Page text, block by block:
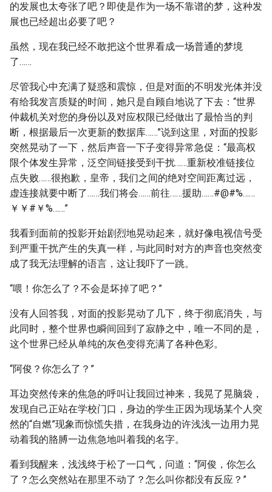
的发展也太夸张了吧？即使是作为一场不靠谱的梦，这种发
展也已经超出必要了吧？
虽然，现在我已经不敢把这个世界看成一场普通的梦境
了……
尽管我心中充满了疑惑和震惊，但是对面的不明发光体并没
有给我发言质疑的时间，她只是自顾自地说了下去：“世界
仲裁机关对您的身份以及对应权限已经做出了最恰当的判
断，根据最后一次更新的数据库……”说到这里，对面的投影
突然晃动了一下，然后声音一下子变得异常急促：“最高权
限个体发生异常，泛空间链接受到干扰……重新校准链接位
点失败……很抱歉，皇帝，我们之间的绝对空间距离过远，
虚连接就要中断了……我们将会……前往……援助……#@#%……
￥￥#￥%……”
我看到面前的投影开始剧烈地晃动起来，就好像电视信号受
到严重干扰产生的失真一样，与此同时对方的声音也突然变
成了我无法理解的语言，这让我吓了一跳。
“喂！你怎么了？不会是坏掉了吧？”
没有人回答我，对面的投影晃动了几下，终于彻底消失，与
此同时，整个世界也瞬间回到了寂静之中，唯一不同的是，
这个世界已经从单纯的灰色变得充满了各种色彩。
“阿俊？你怎么了？”
耳边突然传来的焦急的呼叫让我回过神来，我晃了晃脑袋，
发现自己正站在学校门口，身边的学生正因为现场某个人突
然的“自燃”现象而惊慌失措，在我身边的许浅浅一边用力晃
动着我的胳膊一边焦急地叫着我的名字。
看到我醒来，浅浅终于松了一口气，问道：“阿俊，你怎么
了？怎么突然站在那里不动了？怎么叫你都没有反应？”